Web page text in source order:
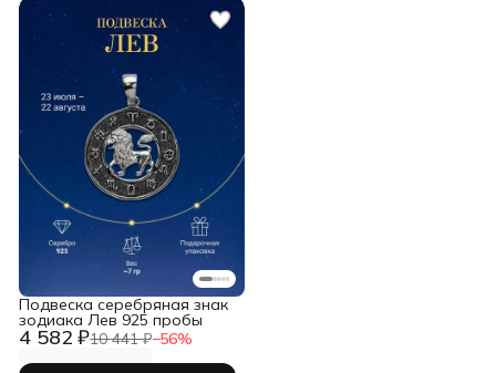
4 582 ₽10 441 ₽−56%
Подвеска серебряная знак
зодиака Лев 925 пробы